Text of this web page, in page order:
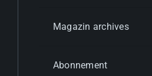
Magazin archives
Abonnement